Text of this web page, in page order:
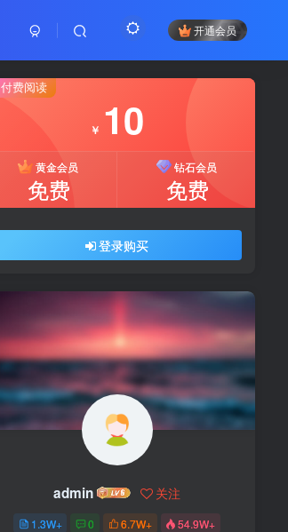
开通会员
付费阅读
￥ 10
黄金会员
免费
钻石会员
免费
登录购买
admin 关注
1.3W+ 0 6.7W+ 54.9W+